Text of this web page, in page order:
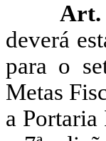
Art.
deverá
para o
Metas
a